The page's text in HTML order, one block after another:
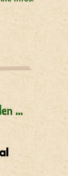
...